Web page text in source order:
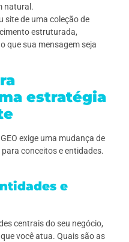
natural.
site de uma coleção de
estruturada,
que sua mensagem seja
estratégia
exige uma mudança de
conceitos e entidades.
e
centrais do seu negócio,
você atua. Quais são as